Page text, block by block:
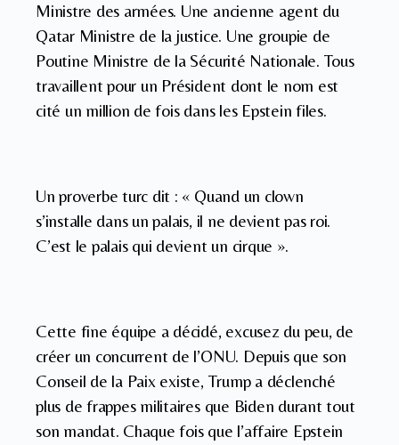
Ministre des armées. Une ancienne agent du
Qatar Ministre de la justice. Une groupie de
Poutine Ministre de la Sécurité Nationale. Tous
travaillent pour un Président dont le nom est
cité un million de fois dans les Epstein files.
Un proverbe turc dit : « Quand un clown
s’installe dans un palais, il ne devient pas roi.
C’est le palais qui devient un cirque ».
Cette fine équipe a décidé, excusez du peu, de
créer un concurrent de l’ONU. Depuis que son
Conseil de la Paix existe, Trump a déclenché
plus de frappes militaires que Biden durant tout
son mandat. Chaque fois que l’affaire Epstein